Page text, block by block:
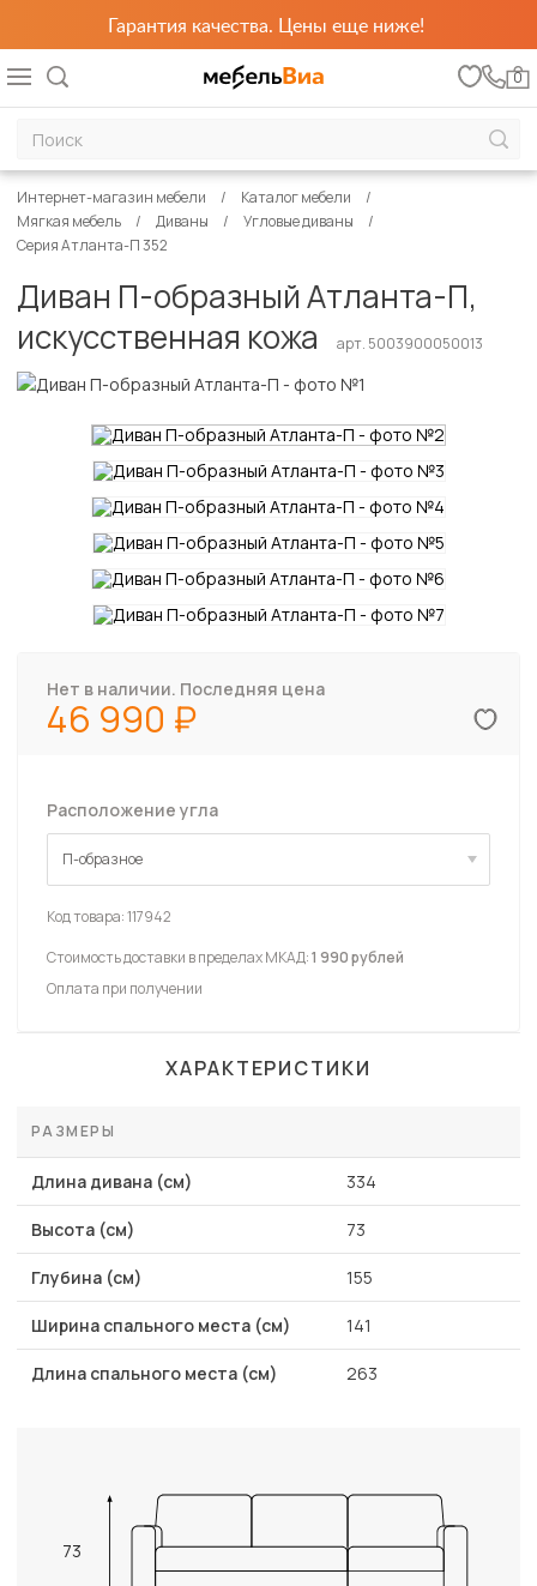
Гарантия качества. Цены еще ниже!
0
Интернет-магазин мебели
Каталог мебели
Мягкая мебель
Диваны
Угловые диваны
Серия Атланта-П 352
Диван П-образный Атланта-П,
искусственная кожа
арт. 5003900050013
Нет в наличии. Последняя цена
46 990
Расположение угла
П-образное
П-образное
Код товара:117942
Стоимость доставки в пределах МКАД:1 990 рублей
Оплата при получении
ХАРАКТЕРИСТИКИ
РАЗМЕРЫ
Длина дивана (см) 334
Высота (см) 73
Глубина (см) 155
Ширина спального места (см) 141
Длина спального места (см) 263
73